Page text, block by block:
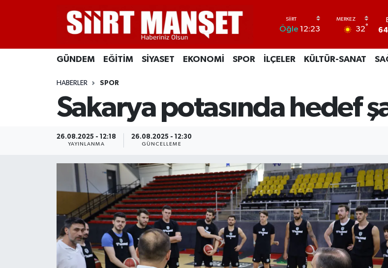
Öğle 12:23 32°
GÜNDEM EĞİTİM SİYASET EKONOMİ SPOR İLÇELER KÜLTÜR-SANAT
HABERLER SPOR
Sakarya potasında hedef
26.08.2025 - 12:18
YAYINLANMA
26.08.2025 - 12:30
GÜNCELLEME
SİYASET
EKONOMİ
İLÇELER
KÜLTÜR-SANAT
SAĞLIK-YAŞAM
Siirt Nöbetçi Eczaneler
Siirt Hava Durumu
Siirt Namaz Vakitleri
Siirt Trafik Yoğunluk Haritası
Süper Lig Puan Durumu ve Fikstür
Tüm Manşetler
Son Dakika Haberleri
Haber Arşivi